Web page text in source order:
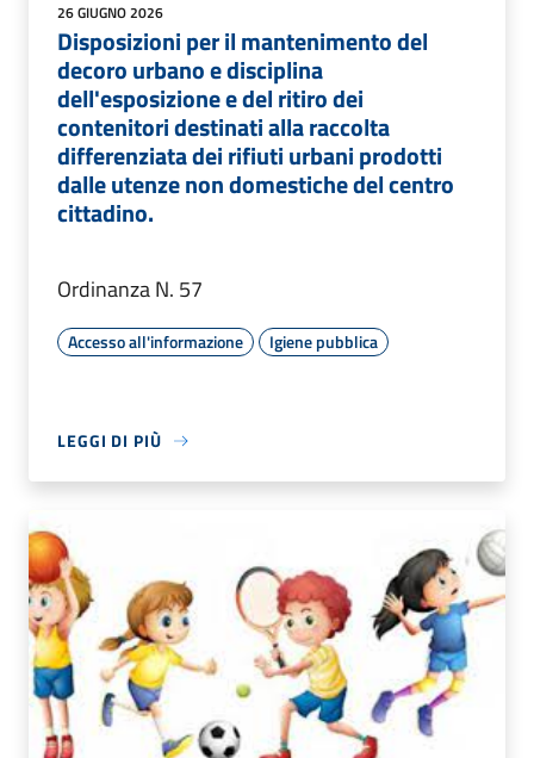
26 GIUGNO 2026
Disposizioni per il mantenimento del
decoro urbano e disciplina
dell'esposizione e del ritiro dei
contenitori destinati alla raccolta
differenziata dei rifiuti urbani prodotti
dalle utenze non domestiche del centro
cittadino.
Ordinanza N. 57
Accesso all'informazione Igiene pubblica
LEGGI DI PIÙ